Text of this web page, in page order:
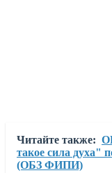
Читайте также:
такое сила духа"
(ОБЗ ФИПИ)